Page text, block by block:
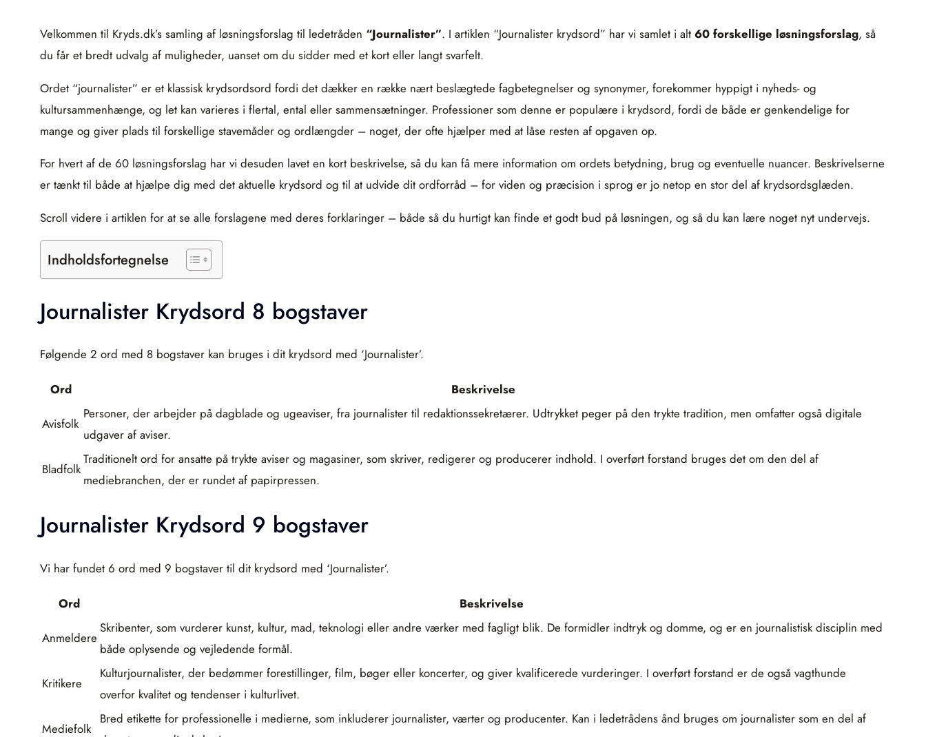
Velkommen til Kryds.dk’s samling af løsningsforslag til ledetråden “Journalister”. I artiklen “Journalister krydsord” har vi samlet i alt 60 forskellige løsningsforslag, så
du får et bredt udvalg af muligheder, uanset om du sidder med et kort eller langt svarfelt.
Ordet “journalister” er et klassisk krydsordsord fordi det dækker en række nært beslægtede fagbetegnelser og synonymer, forekommer hyppigt i nyheds- og
kultursammenhænge, og let kan varieres i flertal, ental eller sammensætninger. Professioner som denne er populære i krydsord, fordi de både er genkendelige for
mange og giver plads til forskellige stavemåder og ordlængder – noget, der ofte hjælper med at låse resten af opgaven op.
For hvert af de 60 løsningsforslag har vi desuden lavet en kort beskrivelse, så du kan få mere information om ordets betydning, brug og eventuelle nuancer. Beskrivelserne
er tænkt til både at hjælpe dig med det aktuelle krydsord og til at udvide dit ordforråd – for viden og præcision i sprog er jo netop en stor del af krydsordsglæden.
Scroll videre i artiklen for at se alle forslagene med deres forklaringer – både så du hurtigt kan finde et godt bud på løsningen, og så du kan lære noget nyt undervejs.
Indholdsfortegnelse
Journalister Krydsord 8 bogstaver
Følgende 2 ord med 8 bogstaver kan bruges i dit krydsord med ‘Journalister’.
Ord Beskrivelse
Avisfolk
Personer, der arbejder på dagblade og ugeaviser, fra journalister til redaktionssekretærer. Udtrykket peger på den trykte tradition, men omfatter også digitale
udgaver af aviser.
Bladfolk
Traditionelt ord for ansatte på trykte aviser og magasiner, som skriver, redigerer og producerer indhold. I overført forstand bruges det om den del af
mediebranchen, der er rundet af papirpressen.
Journalister Krydsord 9 bogstaver
Vi har fundet 6 ord med 9 bogstaver til dit krydsord med ‘Journalister’.
Ord Beskrivelse
Anmeldere
Skribenter, som vurderer kunst, kultur, mad, teknologi eller andre værker med fagligt blik. De formidler indtryk og domme, og er en journalistisk disciplin med
både oplysende og vejledende formål.
Kritikere
Kulturjournalister, der bedømmer forestillinger, film, bøger eller koncerter, og giver kvalificerede vurderinger. I overført forstand er de også vagthunde
overfor kvalitet og tendenser i kulturlivet.
Mediefolk
Bred etikette for professionelle i medierne, som inkluderer journalister, værter og producenter. Kan i ledetrådens ånd bruges om journalister som en del af